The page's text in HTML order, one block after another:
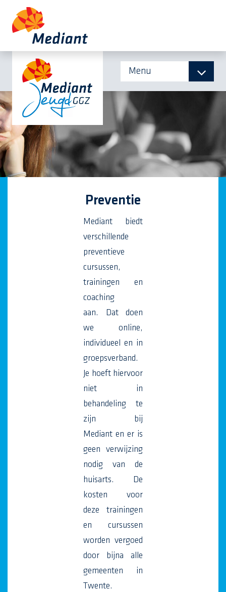
Menu
Preventie
Mediant biedt
verschillende
preventieve
cursussen,
trainingen en
coaching
aan. Dat doen
we online,
individueel en in
groepsverband.
Je hoeft hiervoor
niet in
behandeling te
zijn bij
Mediant en er is
geen verwijzing
nodig van de
huisarts. De
kosten voor
deze trainingen
en cursussen
worden vergoed
door bijna alle
gemeenten in
Twente.